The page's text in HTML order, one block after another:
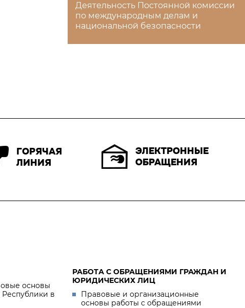
Деятельность Постоянной комиссии
по международным делам и
национальной безопасности
ГОРЯЧАЯ
ЛИНИЯ
ЭЛЕКТРОННЫЕ
ОБРАЩЕНИЯ
основы
в
РАБОТА С ОБРАЩЕНИЯМИ ГРАЖДАН И
ЮРИДИЧЕСКИХ ЛИЦ
Правовые и организационные
основы работы с обращениями